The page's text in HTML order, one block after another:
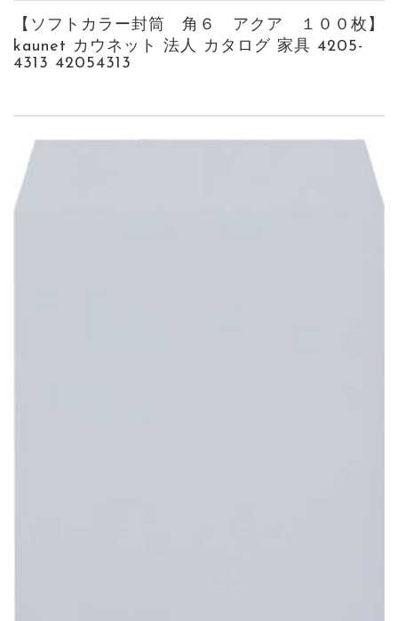
【ソフトカラー封筒 角６ アクア １００枚】
kaunet カウネット 法人 カタログ 家具 4205-
4313 42054313